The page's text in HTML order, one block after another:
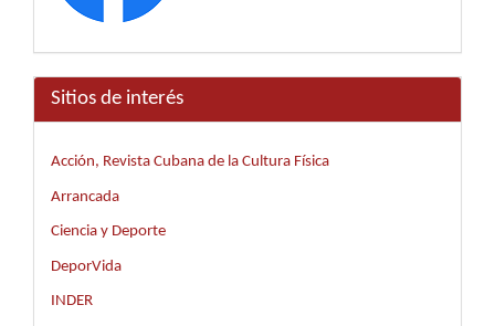
Sitios de interés
Acción, Revista Cubana de la Cultura Física
Arrancada
Ciencia y Deporte
DeporVida
INDER